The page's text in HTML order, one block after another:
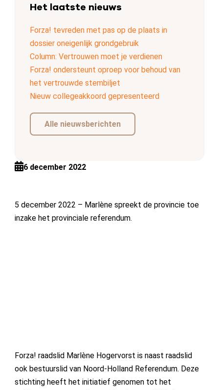
Het laatste nieuws
Forza! tevreden met pas op de plaats in
dossier oneigenlijk grondgebruik
Column: Vertrouwen moet je verdienen
Forza! ondersteunt oproep voor behoud van
het vertrouwde stembiljet
Nieuw collegeakkoord gepresenteerd
Alle nieuwsberichten
6 december 2022
5 december 2022 – Marlène spreekt de provincie toe
inzake het provinciale referendum.
Forza! raadslid Marlène Hogervorst is naast raadslid
ook bestuurslid van Noord-Holland Referendum. Deze
stichting heeft het initiatief genomen tot het